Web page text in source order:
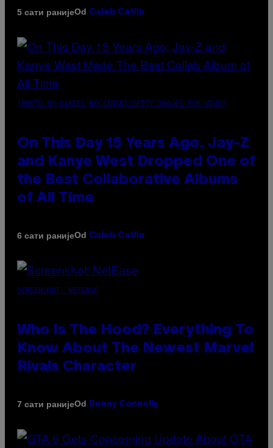
5 сати ранијеOd Caleb Catlin
(PHOTO BY DANIEL BOCZARSKI/GETTY IMAGES FOR VEVO)
On This Day 15 Years Ago, Jay-Z
and Kanye West Dropped One of
the Best Collaborative Albums
of All Time
6 сати ранијеOd Caleb Catlin
SCREENSHOT: NETEASE
Who Is The Hood? Everything To
Know About The Newest Marvel
Rivals Character
7 сати ранијеOd Denny Connolly